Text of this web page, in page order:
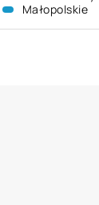
Małopolskie